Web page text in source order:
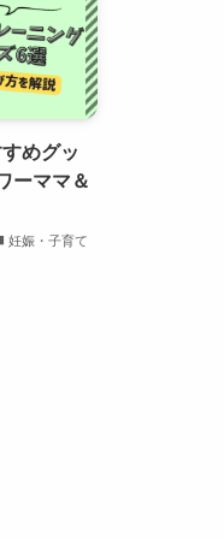
めグッ
ーママ＆
妊娠・子育て